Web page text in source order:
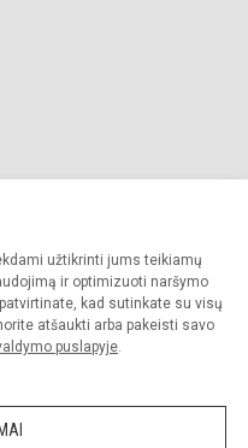
užtikrinti jums teikiamų
ir optimizuoti naršymo
kad sutinkate su visų
atšaukti arba pakeisti savo
puslapyje.
Visos teisės saugomos.
griežtai draudžiama.
Slapukų politika